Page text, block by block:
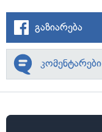
გაზიარება
კომენტარები